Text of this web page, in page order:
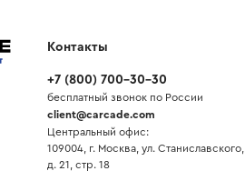
Контакты
+7 (800) 700-30-30
бесплатный звонок по России
client@carcade.com
Центральный офис:
109004, г. Москва, ул. Станиславского,
д. 21, стр. 18